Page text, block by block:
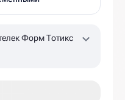
Форм Тотикс